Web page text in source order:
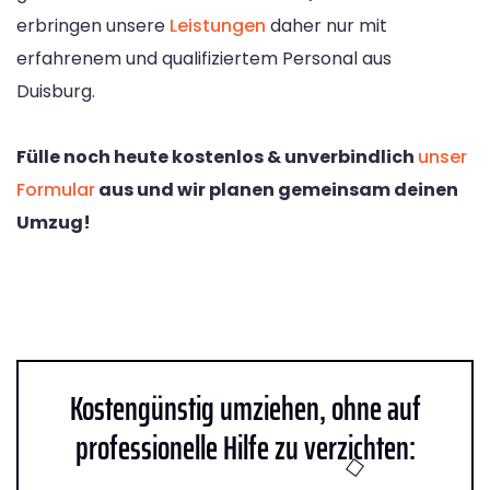
erbringen unsere Leistungen daher nur mit
erfahrenem und qualifiziertem Personal aus
Duisburg.
Fülle noch heute kostenlos & unverbindlich unser
Formularaus und wir planen gemeinsam deinen
Umzug!
Kostengünstig umziehen, ohne auf
professionelle Hilfe zu verzichten: